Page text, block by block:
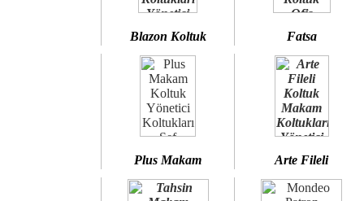
Blazon Koltuk Fatsa
Plus Makam Arte Fileli